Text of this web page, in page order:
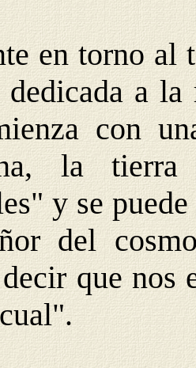
en torno
dedicada a
con
la
y se
del
que nos